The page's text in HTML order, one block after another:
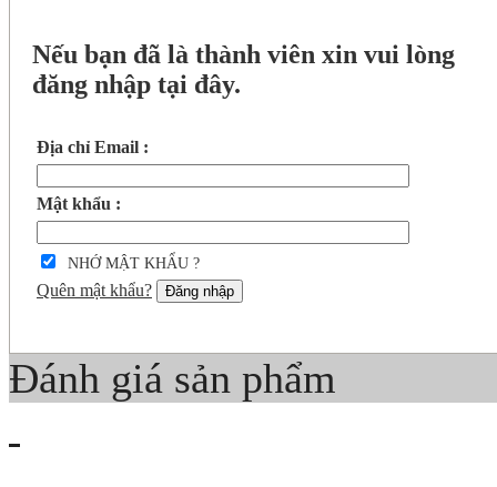
Nếu bạn đã là thành viên xin vui lòng
đăng nhập tại đây.
Địa chỉ Email :
Mật khẩu :
NHỚ MẬT KHẨU ?
Quên mật khẩu? Đăng nhập
Đánh giá sản phẩm